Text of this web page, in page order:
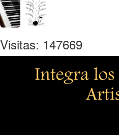
Visitas: 147669
Integra